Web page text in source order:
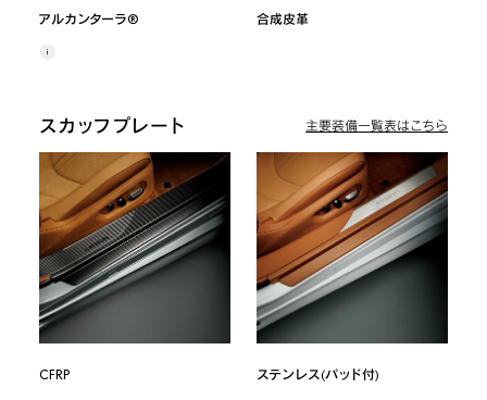
アルカンターラ® 合成皮革
スカッフプレート 主要装備一覧表はこちら
CFRP ステンレス(パッド付)